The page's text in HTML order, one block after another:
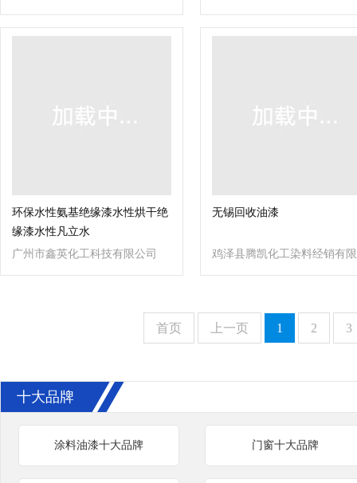
环保水性氨基绝缘漆水性烘干绝
缘漆水性凡立水
广州市鑫英化工科技有限公司
无锡回收油漆
鸡泽县腾凯化工染料经销有限
公司
首页 上一页 1 2 3
十大品牌
涂料油漆十大品牌 门窗十大品牌